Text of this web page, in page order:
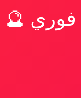
فوري 🔮